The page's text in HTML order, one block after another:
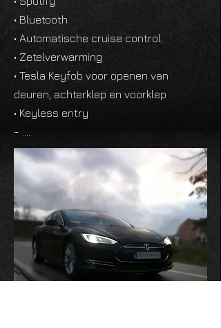
• Bluetooth
• Automatische cruise control
• Zetelverwarming
• Tesla Keyfob voor openen van
deuren, achterklep en voorklep
• Keyless entry
- ….